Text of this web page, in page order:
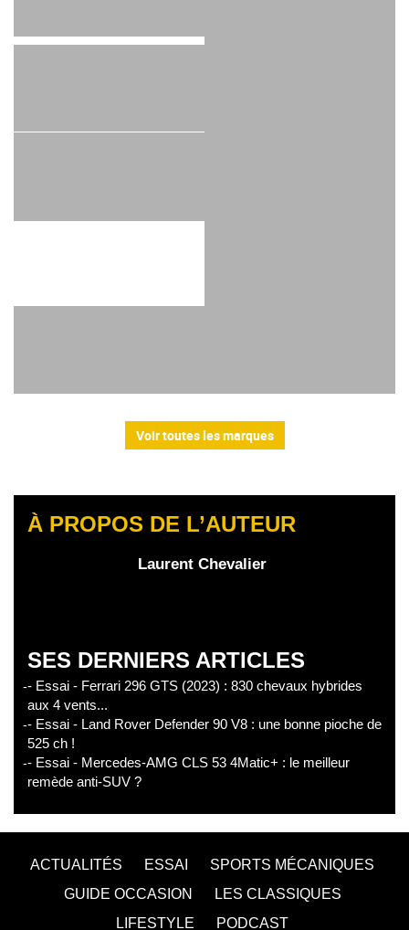
Voir toutes les marques
À PROPOS DE L’AUTEUR
Laurent Chevalier
SES DERNIERS ARTICLES
- Essai - Ferrari 296 GTS (2023) : 830 chevaux hybrides
aux 4 vents...
- Essai - Land Rover Defender 90 V8 : une bonne pioche de
525 ch !
- Essai - Mercedes-AMG CLS 53 4Matic+ : le meilleur
remède anti-SUV ?
ACTUALITÉS ESSAI
SPORTS MÉCANIQUES
GUIDE OCCASION
LES CLASSIQUES
LIFESTYLE
PODCAST